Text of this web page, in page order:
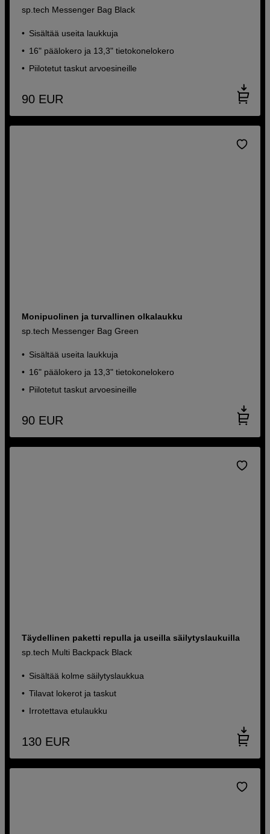
sp.tech Messenger Bag Black
Sisältää useita laukkuja
16" päälokero ja 13,3" tietokonelokero
Piilotetut taskut arvoesineille
90 EUR
Monipuolinen ja turvallinen olkalaukku
sp.tech Messenger Bag Green
Sisältää useita laukkuja
16" päälokero ja 13,3" tietokonelokero
Piilotetut taskut arvoesineille
90 EUR
Täydellinen paketti repulla ja useilla säilytyslaukuilla
sp.tech Multi Backpack Black
Sisältää kolme säilytyslaukkua
Tilavat lokerot ja taskut
Irrotettava etulaukku
130 EUR